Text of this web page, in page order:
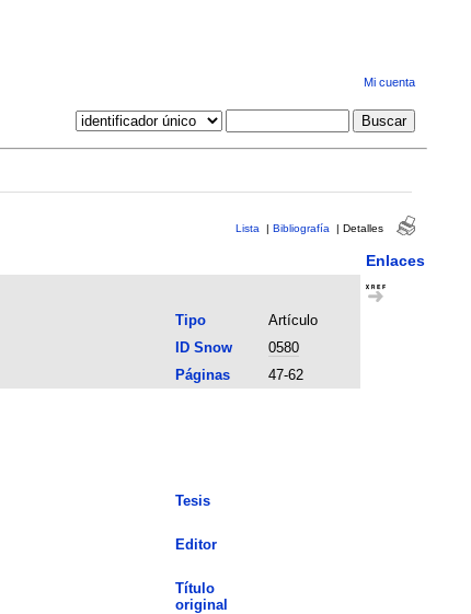
Mi cuenta
Lista | Bibliografía | Detalles
Enlaces
Tipo
Artículo
ID Snow
0580
Páginas
47-62
Tesis
Editor
Título
original